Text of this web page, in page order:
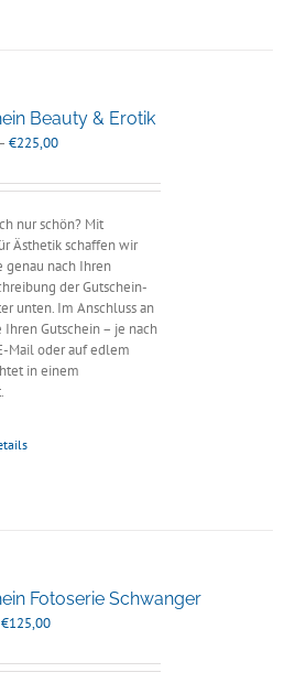
Beauty & Erotik
€225,00Preisspanne:
bis
nur schön? Mit
Ästhetik schaffen wir
genau nach Ihren
der Gutschein-
unten. Im Anschluss an
Gutschein – je nach
Mail oder auf edlem
in einem
Fotoserie Schwanger
€125,00Preisspanne:
bis